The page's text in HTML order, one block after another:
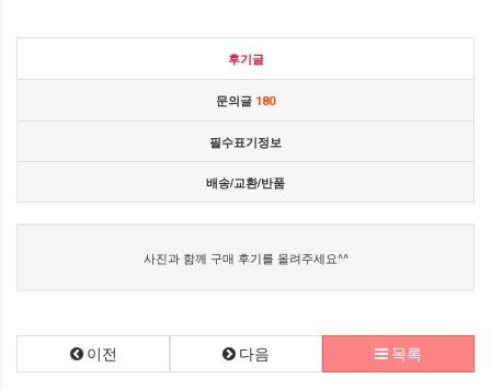
후기글
문의글 180
필수표기정보
배송/교환/반품
사진과 함께 구매 후기를 올려주세요^^
이전 다음 목록